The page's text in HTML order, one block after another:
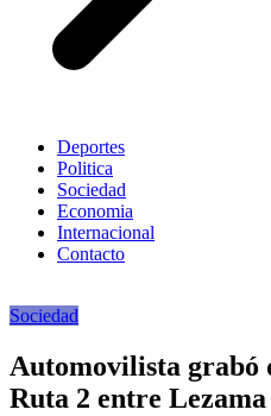
Deportes
Politica
Sociedad
Economia
Internacional
Contacto
Sociedad
Automovilista grabó
Ruta 2 entre Lezama